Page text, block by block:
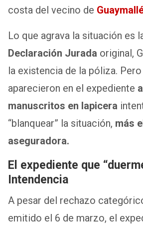
costa del vecino de
Lo que agrava la situación es
Declaración Jurada original,
la existencia de la póliza.
aparecieron en el expediente
manuscritos en lapicera
“blanquear” la situación, más
aseguradora.
El expediente que
Intendencia
A pesar del rechazo
emitido el 6 de marzo, el